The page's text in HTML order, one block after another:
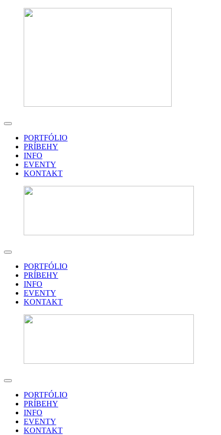
PORTFÓLIO
PRÍBEHY
INFO
EVENTY
KONTAKT
PORTFÓLIO
PRÍBEHY
INFO
EVENTY
KONTAKT
PORTFÓLIO
PRÍBEHY
INFO
EVENTY
KONTAKT